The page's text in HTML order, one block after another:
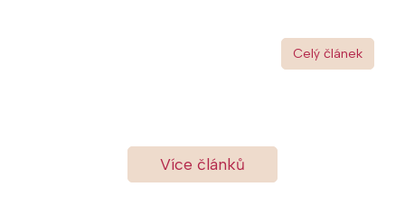
Celý článek
Více článků